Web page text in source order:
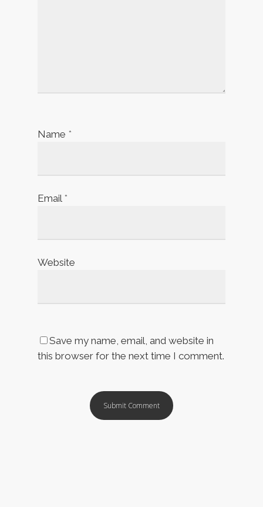
Name *
Email *
Website
Save my name, email, and website in
this browser for the next time I comment.